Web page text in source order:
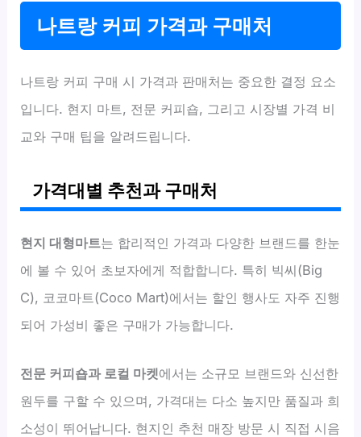
나트랑 커피 가격과 구매처
나트랑 커피 구매 시 가격과 판매처는 중요한 결정 요소
입니다. 현지 마트, 전문 커피숍, 그리고 시장별 가격 비
교와 구매 팁을 알려드립니다.
가격대별 추천과 구매처
현지 대형마트는 합리적인 가격과 다양한 브랜드를 한눈
에 볼 수 있어 초보자에게 적합합니다. 특히 빅씨(Big
C), 코코마트(Coco Mart)에서는 할인 행사도 자주 진행
되어 가성비 좋은 구매가 가능합니다.
전문 커피숍과 로컬 마켓에서는 소규모 브랜드와 신선한
원두를 구할 수 있으며, 가격대는 다소 높지만 품질과 희
소성이 뛰어납니다. 현지인 추천 매장 방문 시 직접 시음